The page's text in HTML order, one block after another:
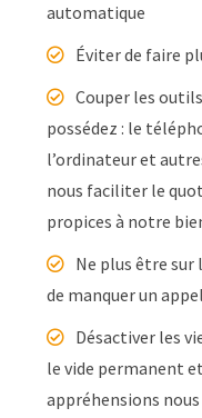
automatique
Éviter de faire
Couper les
possédez : le
l’ordinateur et
nous faciliter le
propices à notre
Ne plus être sur
de manquer un
Désactiver les
le vide permanent
appréhensions